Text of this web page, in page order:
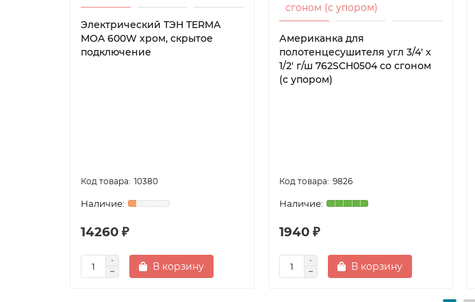
Электрический ТЭН TERMА
MOA 600W хром, скрытое
подключение
10380
14260 ₽
В корзину
Американка для
полотенцесушителя угл 3/4' x
1/2' г/ш 762SCH0504 со сгоном
(с упором)
9826
1940 ₽
В корзину